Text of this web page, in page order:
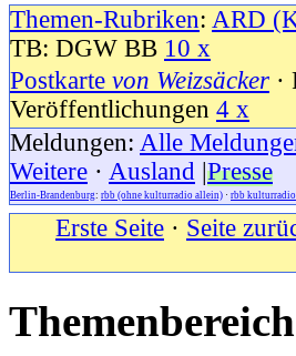
Themen-Rubriken: ARD
TB: DGW BB 10 x
Postkarte von Weizsäcker ·
Veröffentlichungen 4 x
Meldungen: Alle
Weitere · Ausland |Presse
Berlin-Brandenburg: rbb (ohne kulturradio allein) · rbb kulturradio
Erste Seite · Seite